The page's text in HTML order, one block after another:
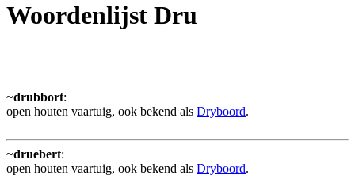
Woordenlijst Dru
~drubbort:
open houten vaartuig, ook bekend als Dryboord.
~druebert:
open houten vaartuig, ook bekend als Dryboord.